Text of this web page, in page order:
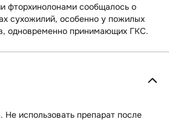
фторхинолонами сообщалось о
сухожилий, особенно у пожилых
одновременно принимающих ГКС.
Не использовать препарат после